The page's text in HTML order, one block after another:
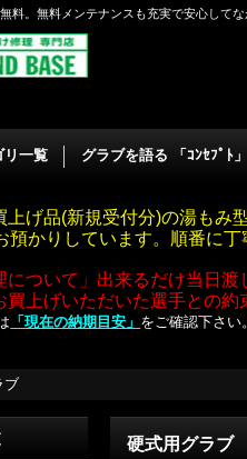
料。無料メンテナンスも充実で安心してな
リ一覧 グラブを語る 「ｺﾝｾﾌﾟﾄ」
上げ品(新規受付分)の湯もみ
預かりしています。順番に
ついて」出来るだけ当日渡
買上げいただいた選手との
「現在の納期目安」 をご確認下さい。
ブ
硬式用グラブ